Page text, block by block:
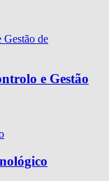
e Gestão